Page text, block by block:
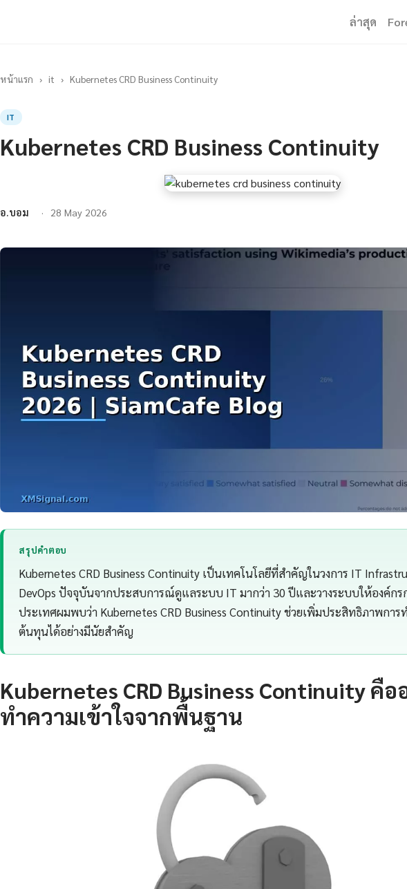
ล่าสุด
หน้าแรก › it › Kubernetes CRD Business Continuity
IT
Kubernetes CRD Business Continuity
อ.บอม 28 May 2026
สรุปคำตอบ
Kubernetes CRD Business Continuity เป็นเทคโนโลยีที่สำคัญในวงการ IT
DevOps ปัจจุบันจากประสบการณ์ดูแลระบบ IT มากว่า 30 ปีและวางระบบให้องค์กร
ประเทศผมพบว่า Kubernetes CRD Business Continuity ช่วยเพิ่มประสิทธิภาพกา
ต้นทุนได้อย่างมีนัยสำคัญ
Kubernetes CRD Business Continuity คือ
ทำความเข้าใจจากพื้นฐาน